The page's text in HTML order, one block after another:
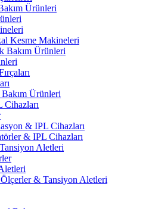
Ürünleri
Kesme Makineleri
Bakım Ürünleri
Ürünleri
& IPL Cihazları
& IPL Cihazları
Aletleri
& Tansiyon Aletleri